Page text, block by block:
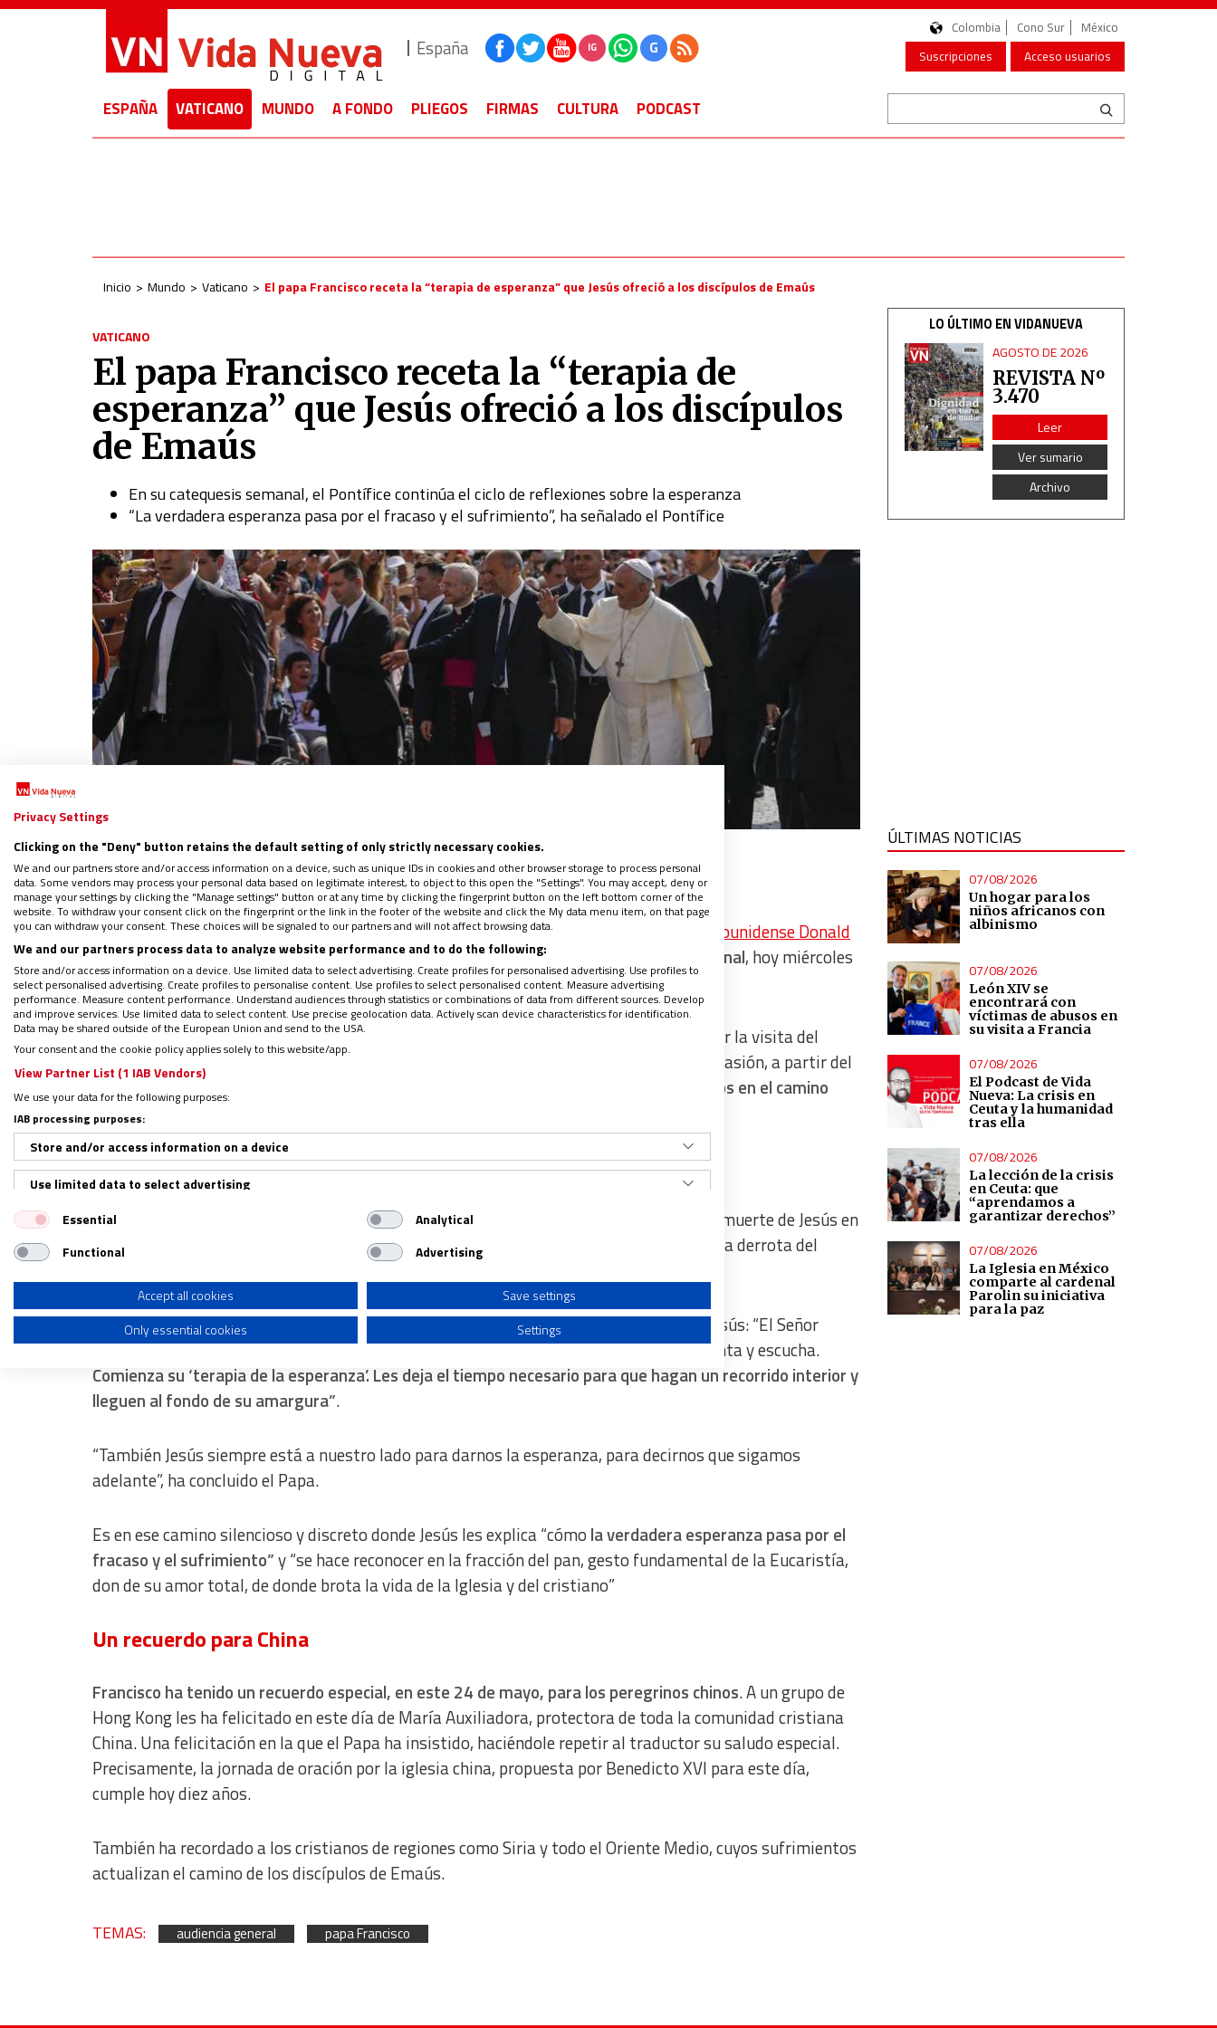
España IG G
Colombia Cono Sur
México
Suscripciones
Acceso usuarios
ESPAÑA VATICANO MUNDO A FONDO PLIEGOS FIRMAS CULTURA PODCAST
Inicio Mundo Vaticano El papa Francisco receta la “terapia de esperanza” que Jesús ofreció a los discípulos de Emaús
VATICANO
El papa Francisco receta la “terapia de
esperanza” que Jesús ofreció a los discípulos
de Emaús
En su catequesis semanal, el Pontífice continúa el ciclo de reflexiones sobre la esperanza
“La verdadera esperanza pasa por el fracaso y el sufrimiento”, ha señalado el Pontífice
Síguenos en:
PorMateo González Alonso (Roma)|24/05/2017 - 11:25
Puntualmente como cada miércoles, a las 9,30 h., trasdespedirse del presidente estadounidense Donald
Trump,el papa Francisco ha entrado en la Plaza de San Pedro para su catequesis semanal, hoy miércoles
24 de mayo.
Ante unos 15.000 peregrinos, que han sufrido los reforzados controles de seguridad por la visita del
presidente, el Papa ha continuado su
, en esta ocasión, a partir del
texto evangélico de san Lucas en el que Jesús Resucitado se encuentra con
dos discípulos en el camino
hacia Emaús
Jesús practica la “terapia de la esperanza”
Un texto, el de Lucas, que “narra la experiencia de los dos discípulos que, después de la muerte de Jesús en
el Calvario, huyen de Jerusalén sin esperanza, desilusionados y llenos de amargura por la derrota del
En ese camino, marcado “por el fracaso de sus expectativas humanas”, encuentran a Jesús: “El Señor
camina con ellos, y aunque conoce el motivo de su desilusión, no se impone, sino pregunta y escucha.
Comienza su ‘terapia de la esperanza’. Les deja el tiempo necesario para que hagan un recorrido interior y
lleguen al fondo de su amargura”.
“También Jesús siempre está a nuestro lado para darnos la esperanza, para decirnos que sigamos
adelante”, ha concluido el Papa.
Es en ese camino silencioso y discreto donde Jesús les explica “cómo la verdadera esperanza pasa por el
fracaso y el sufrimiento”y “se hace reconocer en la fracción del pan, gesto fundamental de la Eucaristía,
don de su amor total, de donde brota la vida de la Iglesia y del cristiano”
Un recuerdo para China
Francisco ha tenido un recuerdo especial, en este 24 de mayo, para los peregrinos chinos. A un grupo de
Hong Kong les ha felicitado en este día de María Auxiliadora, protectora de toda la comunidad cristiana
China. Una felicitación en la que el Papa ha insistido, haciéndole repetir al traductor su saludo especial.
Precisamente, la jornada de oración por la iglesia china, propuesta por Benedicto XVI para este día,
cumple hoy diez años.
También ha recordado a los cristianos de regiones como Siria y todo el Oriente Medio, cuyos sufrimientos
actualizan el camino de los discípulos de Emaús.
TEMAS: audiencia general papa Francisco
LO ÚLTIMO EN VIDANUEVA
AGOSTO DE 2026
REVISTA Nº
3.470
Leer
Ver sumario
Archivo
ÚLTIMAS NOTICIAS
07/08/2026
Un hogar para los
niños africanos con
albinismo
07/08/2026
León XIV se
encontrará con
víctimas de abusos en
su visita a Francia
07/08/2026
El Podcast de Vida
Nueva: La crisis en
Ceuta y la humanidad
tras ella
07/08/2026
La lección de la crisis
en Ceuta: que
“aprendamos a
garantizar derechos”
07/08/2026
La Iglesia en México
comparte al cardenal
Parolin su iniciativa
para la paz
Privacy Settings
Clicking on the "Deny" button retains the default setting of only strictly necessary cookies.
We and our partners store and/or access information on a device, such as unique IDs in cookies and other browser storage to process personal
data. Some vendors may process your personal data based on legitimate interest, to object to this open the "Settings". You may accept, deny or
manage your settings by clicking the "Manage settings" button or at any time by clicking the fingerprint button on the left bottom corner of the
website. To withdraw your consent click on the fingerprint or the link in the footer of the website and click the My data menu item, on that page
you can withdraw your consent. These choices will be signaled to our partners and will not affect browsing data.
We and our partners process data to analyze website performance and to do the following:
Store and/or access information on a device. Use limited data to select advertising. Create profiles for personalised advertising. Use profiles to
select personalised advertising. Create profiles to personalise content. Use profiles to select personalised content. Measure advertising
performance. Measure content performance. Understand audiences through statistics or combinations of data from different sources. Develop
and improve services. Use limited data to select content. Use precise geolocation data. Actively scan device characteristics for identification.
Data may be shared outside of the European Union and send to the USA.
Your consent and the cookie policy applies solely to this website/app.
View Partner List (1 IAB Vendors)
We use your data for the following purposes:
IAB processing purposes:
Store and/or access information on a device
Use limited data to select advertising
Create profiles for personalised advertising
Use profiles to select personalised advertising
Create profiles to personalise content
Use profiles to select personalised content
Measure advertising performance
Measure content performance
Understand audiences through statistics or combinations of data from different sources
Develop and improve services
Use precise geolocation data
Non-IAB processing purposes:
Essential
Analytical
Functional
Advertising
Accept all cookies
Save settings
Only essential cookies
Settings